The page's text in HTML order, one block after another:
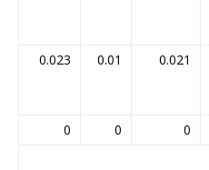
0.021
0.01
0.023
0
0
0